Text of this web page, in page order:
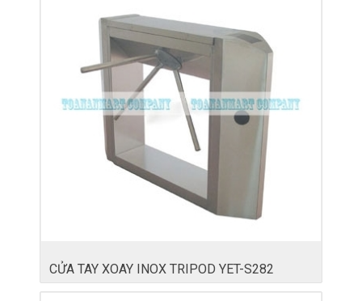
CỬA TAY XOAY INOX TRIPOD YET-S282